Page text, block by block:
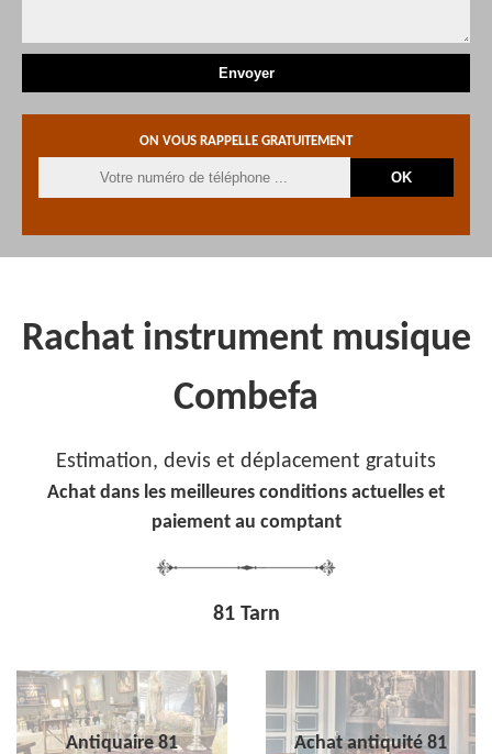
ON VOUS RAPPELLE GRATUITEMENT
Rachat instrument musique
Combefa
Estimation, devis et déplacement gratuits
Achat dans les meilleures conditions actuelles et
paiement au comptant
81 Tarn
Antiquaire 81 Achat antiquité 81